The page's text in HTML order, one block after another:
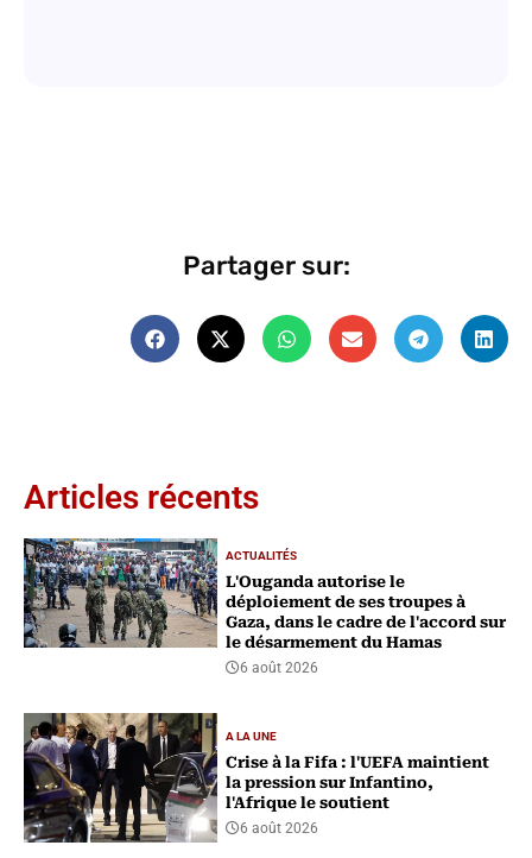
Partager sur:
Articles récents
ACTUALITÉS
L'Ouganda autorise le
déploiement de ses troupes à
Gaza, dans le cadre de l'accord sur
le désarmement du Hamas
6 août 2026
A LA UNE
Crise à la Fifa : l'UEFA maintient
la pression sur Infantino,
l'Afrique le soutient
6 août 2026